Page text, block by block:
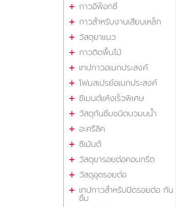
กาวอีพ๊อกซี่
กาวสำหรับงานเสียบเหล็ก
วัสดุยาแนว
กาวติดพื้นไม้
เทปกาวอเนกประสงค์
โฟมสเปรย์อเนกประสงค์
ซีเมนต์แห้งเร็วพิเศษ
วัสดุกันซึมชนิดบวมนน้ำ
อะครีลิค
ซีเม้นต์
วัสดุยารอยต่อคอนกรีต
วัสดุอุดรอยต่อ
เทปกาวสำหรับปิดรอยต่อ กัน
ซึม